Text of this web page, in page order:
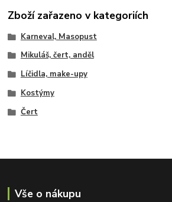
Zboží zařazeno v kategoriích
Karneval, Masopust
Mikuláš, čert, anděl
Líčidla, make-upy
Kostýmy
Čert
Vše o nákupu